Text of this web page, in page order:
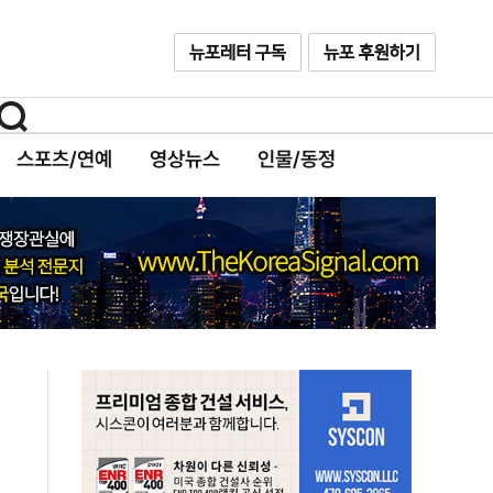
스포츠/연예 영상뉴스 인물/동정